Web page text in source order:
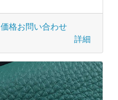
価格お問い合わせ
詳細